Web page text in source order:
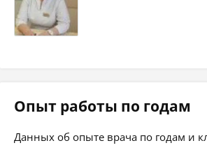
Опыт работы по годам
Данных об опыте врача по годам и